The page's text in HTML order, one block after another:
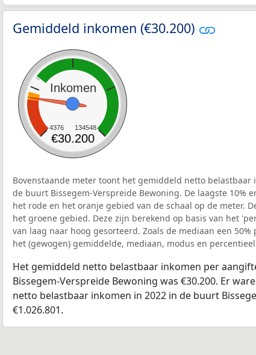
Gemiddeld inkomen (€30.200)
Inkomen
4376 134548
€30.200
Bovenstaande meter toont het gemiddeld netto
de buurt Bissegem-Verspreide Bewoning. De laagste 10%
het rode en het oranje gebied van de schaal op de meter.
het groene gebied. Deze zijn berekend op basis van het
van laag naar hoog gesorteerd. Zoals de mediaan een 50%
het (gewogen) gemiddelde, mediaan, modus en
Het gemiddeld netto belastbaar inkomen per
Bissegem-Verspreide Bewoning was €30.200. Er
netto belastbaar inkomen in 2022 in de buurt
€1.026.801.